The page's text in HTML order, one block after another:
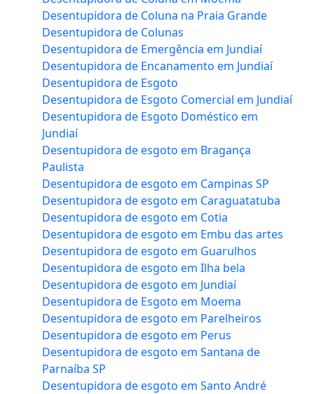
Desentupidora de Coluna na Praia Grande
Desentupidora de Colunas
Desentupidora de Emergência em Jundiaí
Desentupidora de Encanamento em Jundiaí
Desentupidora de Esgoto
Desentupidora de Esgoto Comercial em Jundiaí
Desentupidora de Esgoto Doméstico em
Jundiaí
Desentupidora de esgoto em Bragança
Paulista
Desentupidora de esgoto em Campinas SP
Desentupidora de esgoto em Caraguatatuba
Desentupidora de esgoto em Cotia
Desentupidora de esgoto em Embu das artes
Desentupidora de esgoto em Guarulhos
Desentupidora de esgoto em Ilha bela
Desentupidora de esgoto em Jundiaí
Desentupidora de Esgoto em Moema
Desentupidora de esgoto em Parelheiros
Desentupidora de esgoto em Perus
Desentupidora de esgoto em Santana de
Parnaíba SP
Desentupidora de esgoto em Santo André